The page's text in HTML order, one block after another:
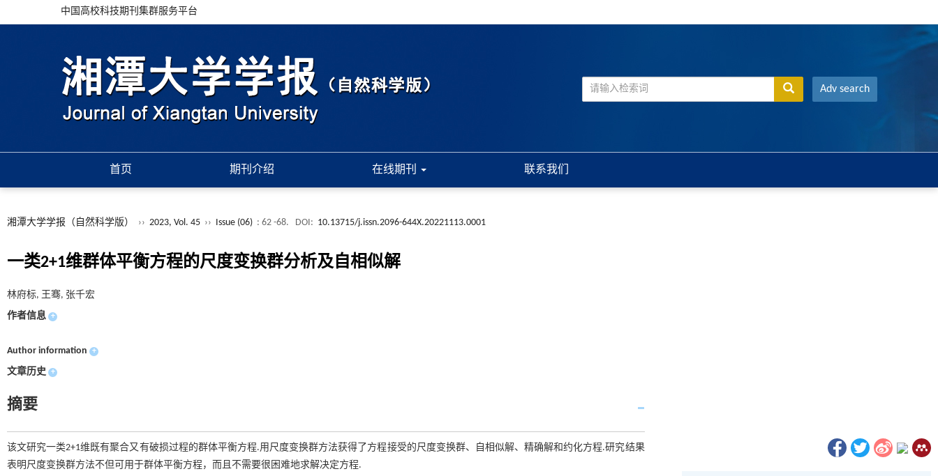
中国高校科技期刊集群服务平台
Adv search
首页 期刊介绍 在线期刊 联系我们
湘潭大学学报（自然科学版） ›› 2023, Vol. 45 ›› Issue (06) : 62 -68. DOI: 10.13715/j.issn.2096-644X.20221113.0001
一类2+1维群体平衡方程的尺度变换群分析及自相似解
林府标, 王骞, 张千宏
作者信息 +
Author information +
文章历史 +
摘要
该文研究一类2+1维既有聚合又有破损过程的群体平衡方程.用尺度变换群方法获得了方程接受的尺度变换群、自相似解、精确解和约化方程.研究结果
表明尺度变换群方法不但可用于群体平衡方程，而且不需要很困难地求解决定方程.